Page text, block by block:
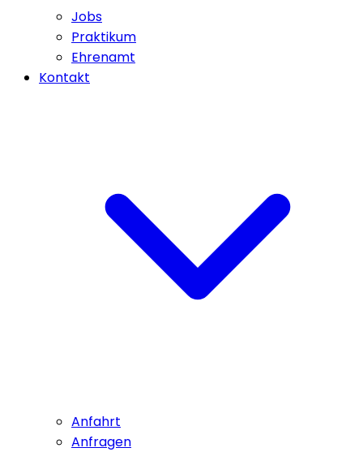
Jobs
Praktikum
Ehrenamt
Kontakt
Anfahrt
Anfragen